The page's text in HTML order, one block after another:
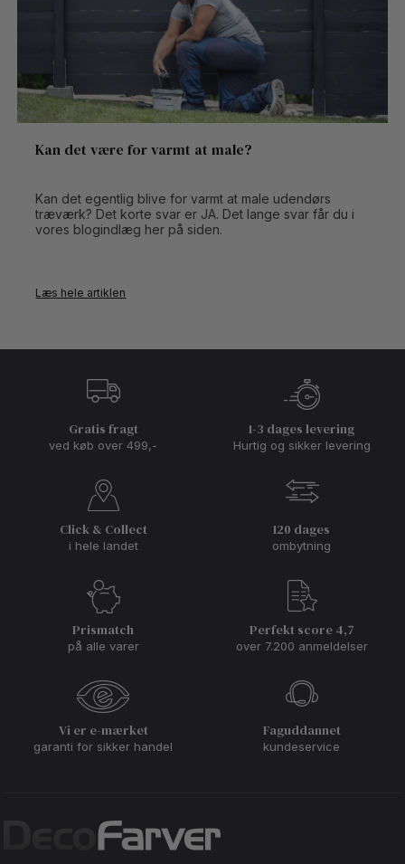
Kan det være for varmt at male?
Kan det egentlig blive for varmt at male udendørs
træværk? Det korte svar er JA. Det lange svar får du i
vores blogindlæg her på siden.
Læs hele artiklen
Gratis fragt
ved køb over 499,-
1-3 dages levering
Hurtig og sikker levering
Click & Collect
i hele landet
120 dages
ombytning
Prismatch
på alle varer
Perfekt score 4,7
over 7.200 anmeldelser
Vi er e-mærket
garanti for sikker handel
Faguddannet
kundeservice